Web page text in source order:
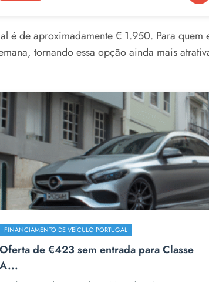
é de aproximadamente € 1.950. Para
tornando essa opção ainda mais
FINANCIAMENTO DE VEÍCULO PORTUGAL
Oferta de €423 sem entrada para Classe
A...